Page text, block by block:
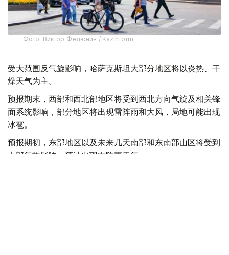
Фото: Виктор Федюнин / Kazinform
受大范围反气旋影响，哈萨克斯坦大部分地区将以炎热、干
燥天气为主。
预报期末，西部和西北部地区将受到西北方向气旋及相关锋
面系统影响，部分地区将出现雷阵雨和大风，局地可能出现
冰雹。
预报期初，东部地区以及未来几天南部和东南部山区将受到
南部气旋影响，预计出现雷阵雨天气。